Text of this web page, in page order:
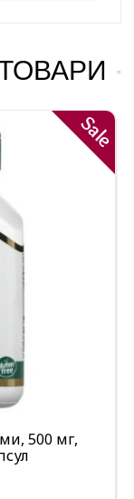
Sale
500 мг,